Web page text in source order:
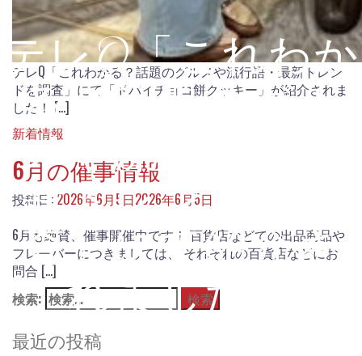
テレQ「これわか
る？話題のグル
メや流行語・最
新トレンドを調
査」にて紹介さ
れました！
テレQ「これわかる？話題のグルメや流行語・最新トレン
ドを調査」にて「ドバイチョコ餅クッキー」が紹介されま
した！ […]
新着情報
6月の催事情報
投稿日: 2026年6月5日2026年6月5日
6月も絶賛、催事開催中です！ 百貨店などでの出品商品や
フレーバーにつきましては、 それぞれの百貨店などにお
問合 […]
検索:
最近の投稿